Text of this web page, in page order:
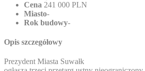
Cena 241 000 PLN
Miasto-
Rok budowy-
Opis szczegółowy
Prezydent Miasta Suwałk